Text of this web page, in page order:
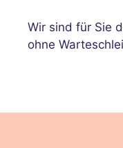
Wir sind für Sie
ohne